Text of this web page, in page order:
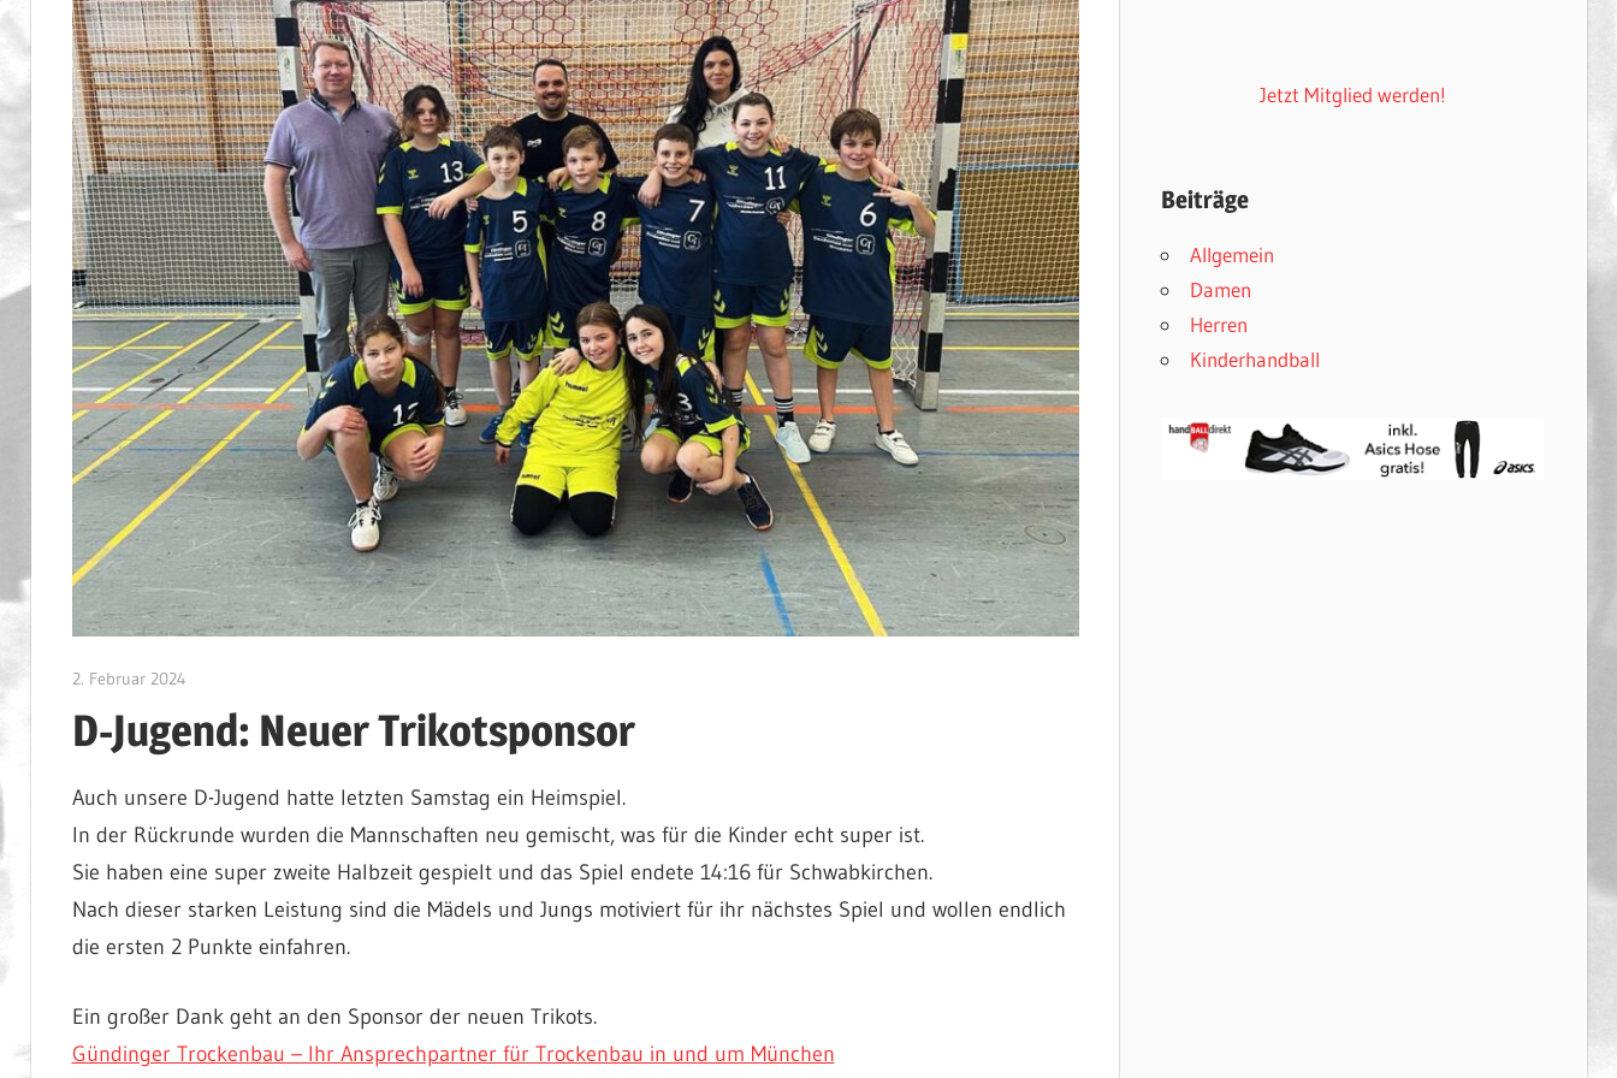
2. Februar 2024
D-Jugend: Neuer Trikotsponsor
Auch unsere D-Jugend hatte letzten Samstag ein Heimspiel.
In der Rückrunde wurden die Mannschaften neu gemischt, was für die Kinder echt super ist.
Sie haben eine super zweite Halbzeit gespielt und das Spiel endete 14:16 für Schwabkirchen.
Nach dieser starken Leistung sind die Mädels und Jungs motiviert für ihr nächstes Spiel und wollen endlich
die ersten 2 Punkte einfahren.
Ein großer Dank geht an den Sponsor der neuen Trikots.
Gündinger Trockenbau – Ihr Ansprechpartner für Trockenbau in und um München
Jetzt Mitglied werden!
Beiträge
Allgemein
Damen
Herren
Kinderhandball